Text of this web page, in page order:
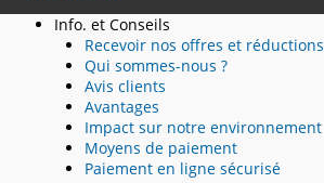
Info. et Conseils
Recevoir nos offres et réductions
Qui sommes-nous ?
Avis clients
Avantages
Impact sur notre environnement
Moyens de paiement
Paiement en ligne sécurisé